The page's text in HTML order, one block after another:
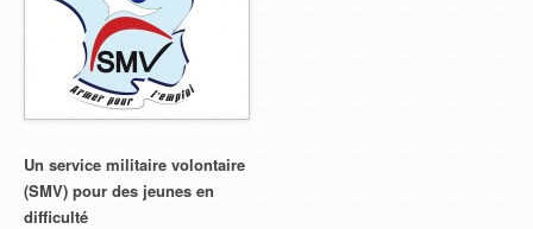
Un service militaire volontaire
(SMV) pour des jeunes en
difficulté